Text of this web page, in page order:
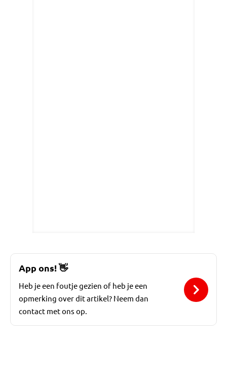
App ons!👋
Heb je een foutje gezien of heb je een
opmerking over dit artikel? Neem dan
contact met ons op.